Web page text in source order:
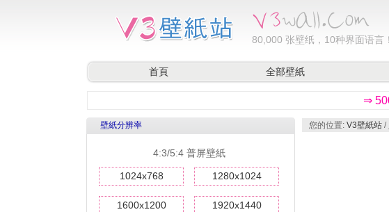
80,000 张壁纸，10种界面语言！
首頁 全部壁紙
⇒
壁紙分辨率
4:3/5:4 普屏壁紙
1024x768 1280x1024
1600x1200 1920x1440
您的位置: V3壁紙站 /